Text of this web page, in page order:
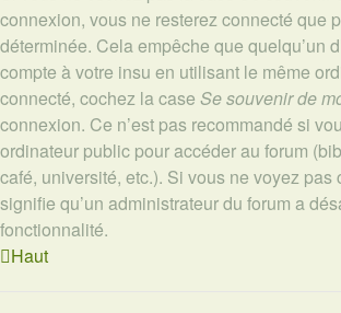
connexion, vous ne resterez connecté que
déterminée. Cela empêche que quelqu’un
compte à votre insu en utilisant le même
connecté, cochez la case Se souvenir de
connexion. Ce n’est pas recommandé si
ordinateur public pour accéder au forum
café, université, etc.). Si vous ne voyez pas
signifie qu’un administrateur du forum a
fonctionnalité.
Haut